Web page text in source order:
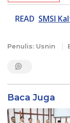
READ SMSI
Penulis: Usnin
Baca Juga